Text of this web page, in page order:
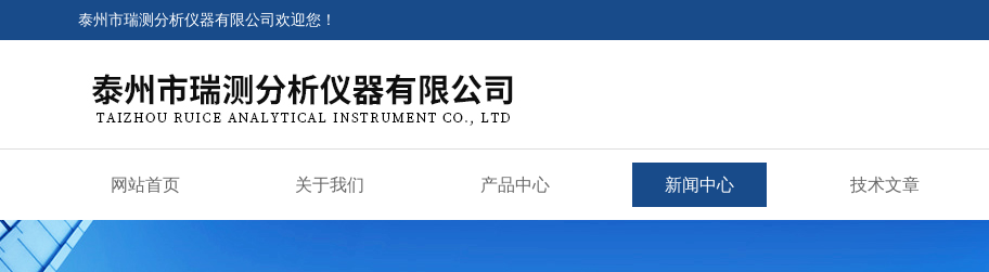
泰州市瑞测分析仪器有限公司欢迎您！
网站首页 关于我们 产品中心 新闻中心 技术文章